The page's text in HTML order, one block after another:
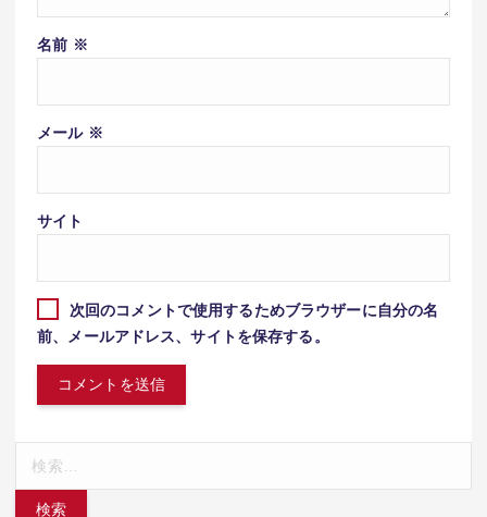
名前 ※
メール ※
サイト
次回のコメントで使用するためブラウザーに自分の名
前、メールアドレス、サイトを保存する。